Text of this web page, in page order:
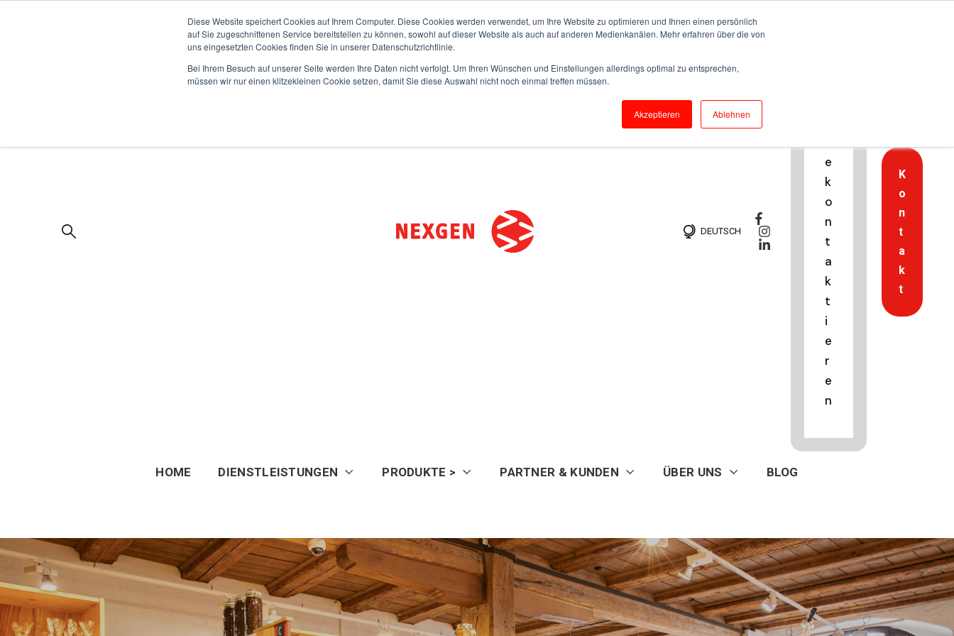
Diese Website speichert Cookies auf Ihrem Computer. Diese Cookies werden verwendet, um Ihre Website zu optimieren und Ihnen einen persönlich
auf Sie zugeschnittenen Service bereitstellen zu können, sowohl auf dieser Website als auch auf anderen Medienkanälen. Mehr erfahren über die von
uns eingesetzten Cookies finden Sie in unserer Datenschutzrichtlinie.
Bei Ihrem Besuch auf unserer Seite werden Ihre Daten nicht verfolgt. Um Ihren Wünschen und Einstellungen allerdings optimal zu entsprechen,
müssen wir nur einen klitzekleinen Cookie setzen, damit Sie diese Auswahl nicht noch einmal treffen müssen.
Akzeptieren Ablehnen
DEUTSCH
e
k
o
n
t
a
k
t
i
e
r
e
n
K
o
n
t
a
k
t
HOME DIENSTLEISTUNGEN PRODUKTE > PARTNER & KUNDEN ÜBER UNS BLOG